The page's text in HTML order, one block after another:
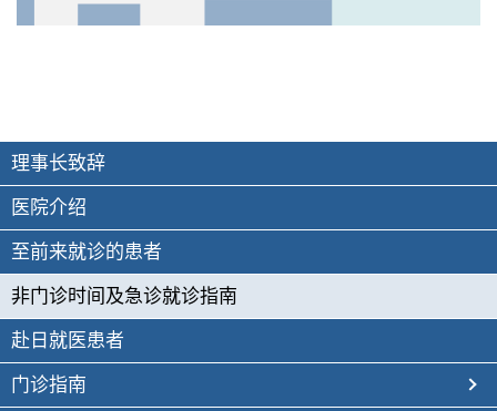
理事长致辞
医院介绍
至前来就诊的患者
非门诊时间及急诊就诊指南
赴日就医患者
门诊指南